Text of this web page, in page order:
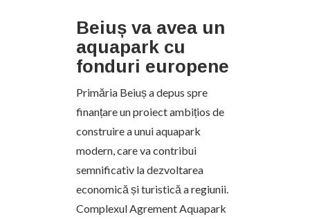
Beiuș va avea un
aquapark cu
fonduri europene
Primăria Beiuș a depus spre
finanțare un proiect ambițios de
construire a unui aquapark
modern, care va contribui
semnificativ la dezvoltarea
economică și turistică a regiunii.
Complexul Agrement Aquapark